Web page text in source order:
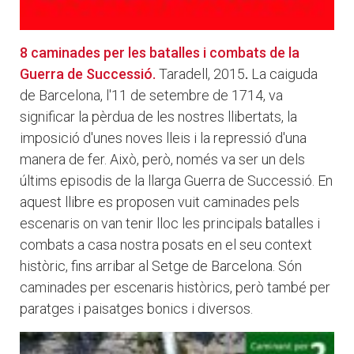
8 caminades per les batalles i combats de la
Guerra de Successió. Taradell, 2015. La caiguda
de Barcelona, l'11 de setembre de 1714, va
significar la pèrdua de les nostres llibertats, la
imposició d'unes noves lleis i la repressió d'una
manera de fer. Això, però, només va ser un dels
últims episodis de la llarga Guerra de Successió. En
aquest llibre es proposen vuit caminades pels
escenaris on van tenir lloc les principals batalles i
combats a casa nostra posats en el seu context
històric, fins arribar al Setge de Barcelona. Són
caminades per escenaris històrics, però també per
paratges i paisatges bonics i diversos.